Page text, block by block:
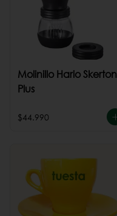
Molinillo Hario Skerton
Plus
$44.990